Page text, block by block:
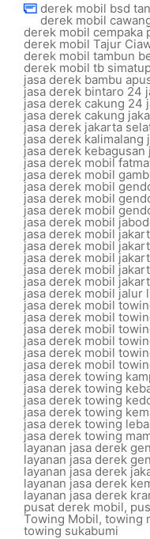
derek mobil bsd
derek mobil
derek mobil cempaka
derek mobil Tajur
derek mobil tambun
derek mobil tb
jasa derek bambu
jasa derek bintaro 24
jasa derek cakung 24
jasa derek cakung
jasa derek jakarta
jasa derek kalimalang
jasa derek kebagusan
jasa derek mobil
jasa derek mobil
jasa derek mobil
jasa derek mobil
jasa derek mobil
jasa derek mobil
jasa derek mobil
jasa derek mobil
jasa derek mobil
jasa derek mobil
jasa derek mobil
jasa derek mobil jalur
jasa derek mobil
jasa derek mobil
jasa derek mobil
jasa derek mobil
jasa derek mobil
jasa derek mobil
jasa derek towing
jasa derek towing
jasa derek towing
jasa derek towing
jasa derek towing
jasa derek towing
layanan jasa derek
layanan jasa derek
layanan jasa derek
layanan jasa derek
layanan jasa derek
pusat derek mobil,
Towing Mobil, towing
towing sukabumi